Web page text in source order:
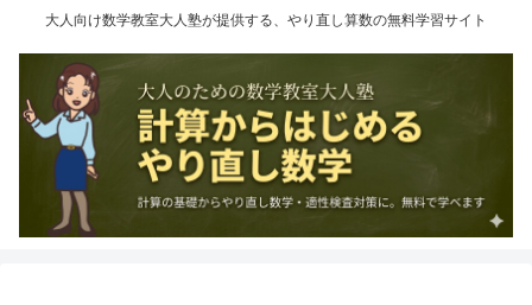
大人向け数学教室大人塾が提供する、やり直し算数の無料学習サイト